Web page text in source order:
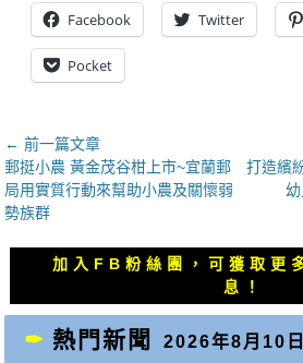
Facebook Twitter
Pocket
文
章
導
覽
← 前一篇文章
上
一
篇
郵挺小農 黃金茂谷柑上市~宜蘭郵
局用實質行動來幫助小農及關懷弱
勢族群
下
章：
打造繽
加入FB粉絲團，可獲取更
息！
熱門新聞 2026年8月10日